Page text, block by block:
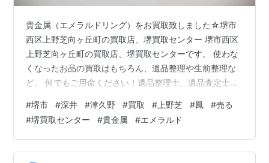
貴金属（エメラルドリング）をお買取致しました☆堺市
西区上野芝向ヶ丘町の買取店、堺買取センター 堺市西区
上野芝向ヶ丘町の買取店、堺買取センターです。 使わな
くなったお品の買取はもちろん、遺品整理や生前整理な
ど、 何でもご用命ください！遺品整理士、遺品査定士も
き、誠にありがとうございます。 堺市西区上野芝向ヶ丘
町の買取店、堺買取センターには、 堺市（堺区・北区・
西区・中区・東区・南区・美原区）から、 高石市、和泉
市、泉大津市、そして、鳳北町・鳳西町・鳳東町・鳳南
#堺市 #深井 #津久野 #買取 # 上野芝 #鳳 #売る
#堺買取センター #貴金属 #エメラルド